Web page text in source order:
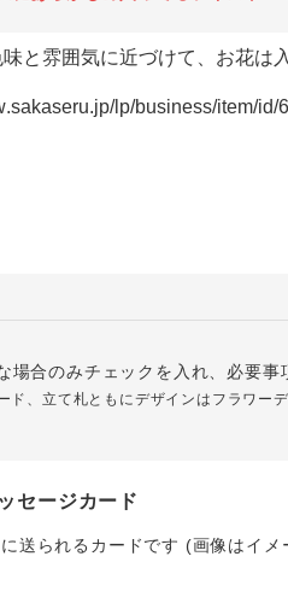
場合のみチェックを入れ、必要事
ド、立て札ともにデザインはフラワー
セージカード
送られるカードです (画像はイメ